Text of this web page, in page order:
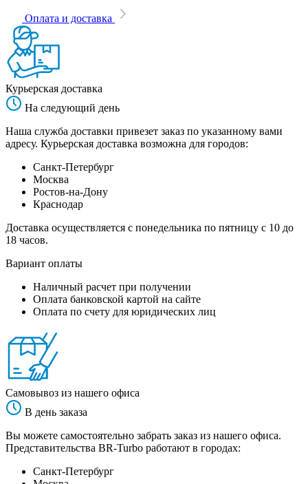
Оплата и доставка
Курьерская доставка
На следующий день
Наша служба доставки привезет заказ по указанному вами
адресу. Курьерская доставка возможна для городов:
Санкт-Петербург
Москва
Ростов-на-Дону
Краснодар
Доставка осуществляется с понедельника по пятницу с 10 до
18 часов.
Вариант оплаты
Наличный расчет при получении
Оплата банковской картой на сайте
Оплата по счету для юридических лиц
Самовывоз из нашего офиса
В день заказа
Вы можете самостоятельно забрать заказ из нашего офиса.
Представительства BR-Turbo работают в городах:
Санкт-Петербург